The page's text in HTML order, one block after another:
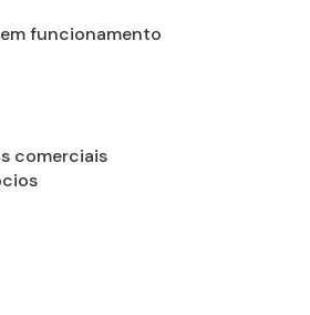
funcionamento
comerciais